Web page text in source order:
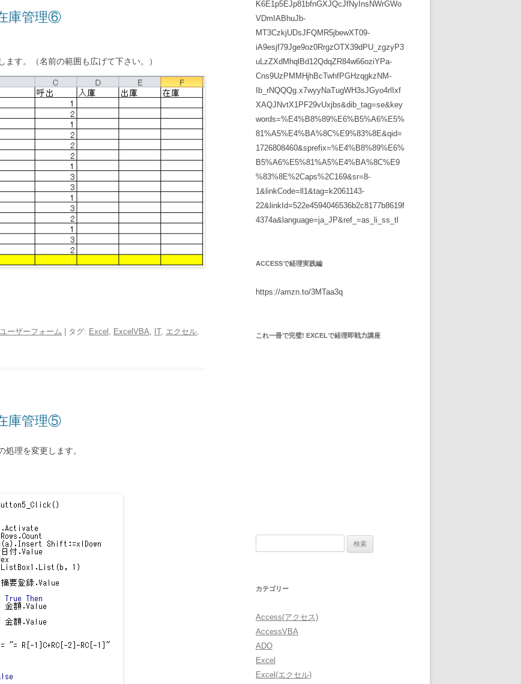
庫管理⑥
す。（名前の範囲も広げて下さい。）
ユーザーフォーム | タグ: Excel ExcelVBA IT, エクセル
庫管理⑤
理を変更します。
K6E1p5EJp81bfnGXJQcJfNyInsNWrGWo
VDmIABhuJb-
MT3CzkjUDsJFQMR5jbewXT09-
iA9esjf79Jge9oz0RrgzOTX39dPU_zgzyP3
uLzZXdMhqlBd12QdqZR84w66oziYPa-
Cns9UzPMMHjhBcTwhfPGHzqgkzNM-
Ib_rNQQQg.x7wyyNaTugWH3sJGyo4rlIxf
XAQJNvtX1PF29vUxjbs&dib_tag=se&key
words=%E4%B8%89%E6%B5%A6%E5%
81%A5%E4%BA%8C%E9%83%8E&qid=
1726808460&sprefix=%E4%B8%89%E6%
B5%A6%E5%81%A5%E4%BA%8C%E9
%83%8E%2Caps%2C169&sr=8-
1&linkCode=ll1&tag=k2061143-
22&linkId=522e4594046536b2c8177b8619f
4374a&language=ja_JP&ref_=as_li_ss_tl
ACCESSで経理実践編
https://amzn.to/3MTaa3q
これ一冊で完璧! EXCELで経理即戦力講座
カテゴリー
Access(アクセス)
AccessVBA
ADO
Excel
Excel(エクセル)